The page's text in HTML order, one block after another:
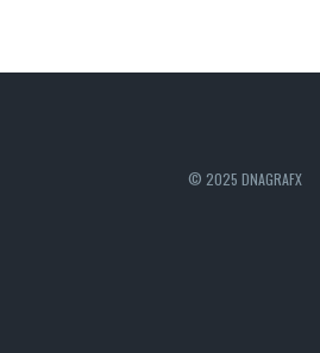
© 2025 DNAGRAFX